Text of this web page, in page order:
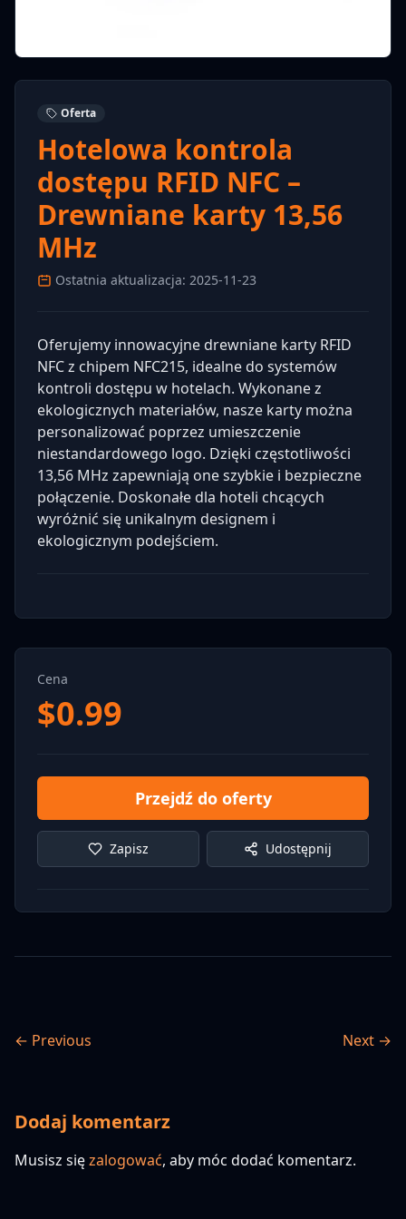
Oferta
Hotelowa kontrola
dostępu RFID NFC –
Drewniane karty 13,56
MHz
Ostatnia aktualizacja: 2025-11-23
Oferujemy innowacyjne drewniane karty RFID
NFC z chipem NFC215, idealne do systemów
kontroli dostępu w hotelach. Wykonane z
ekologicznych materiałów, nasze karty można
personalizować poprzez umieszczenie
niestandardowego logo. Dzięki częstotliwości
13,56 MHz zapewniają one szybkie i bezpieczne
połączenie. Doskonałe dla hoteli chcących
wyróżnić się unikalnym designem i
ekologicznym podejściem.
Cena
$0.99
Przejdź do oferty
Zapisz Udostępnij
← Previous Next →
Dodaj komentarz
Musisz sięzalogować, aby móc dodać komentarz.